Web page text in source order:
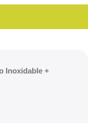
Inoxidable +